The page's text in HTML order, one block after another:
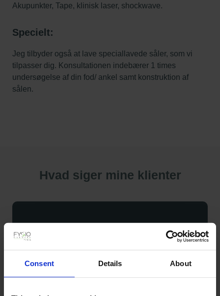
Consent Details About
Akupunkter, Tape, klinisk laser, shockwave.
Specielt:
Jeg tilbyder også at lave speciallavede såler, som vi
tilpasser dig. Konsultationen indebærer 1 times
undersøgelse af din fod/ ankel samt konstruktion af
sålen.
Hvad siger mine klienter
Lorem ipsum dolor sit amet, consectetur adipiscing
dolore magna aliqua. Ut enim ad minim veniam.